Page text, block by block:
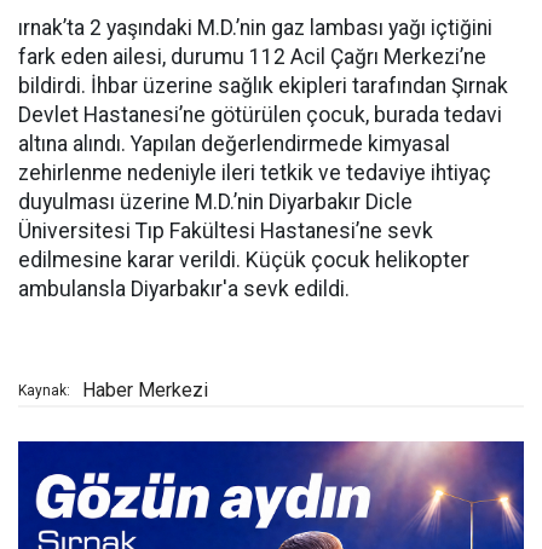
ırnak’ta 2 yaşındaki M.D.’nin gaz lambası yağı içtiğini
fark eden ailesi, durumu 112 Acil Çağrı Merkezi’ne
bildirdi. İhbar üzerine sağlık ekipleri tarafından Şırnak
Devlet Hastanesi’ne götürülen çocuk, burada tedavi
altına alındı. Yapılan değerlendirmede kimyasal
zehirlenme nedeniyle ileri tetkik ve tedaviye ihtiyaç
duyulması üzerine M.D.’nin Diyarbakır Dicle
Üniversitesi Tıp Fakültesi Hastanesi’ne sevk
edilmesine karar verildi. Küçük çocuk helikopter
ambulansla Diyarbakır'a sevk edildi.
Kaynak: Haber Merkezi